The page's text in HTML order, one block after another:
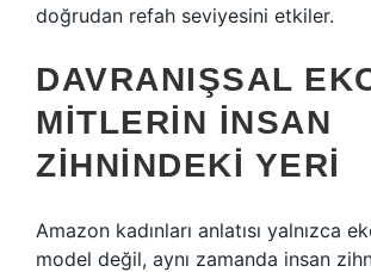
doğrudan refah seviyesini etkiler.
DAVRANIŞSAL
MITLERIN İNSAN
ZIHNINDEKI YERI
Amazon kadınları anlatısı yalnızca
model değil, aynı zamanda insan